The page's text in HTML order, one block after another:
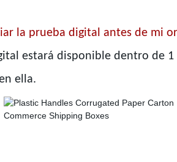
la prueba digital antes de mi
estará disponible dentro de
ella.